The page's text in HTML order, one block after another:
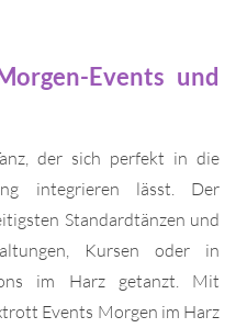
Events und
der sich perfekt in die
integrieren lässt. Der
Standardtänzen und
Kursen oder in
im Harz getanzt. Mit
Events Morgen im Harz